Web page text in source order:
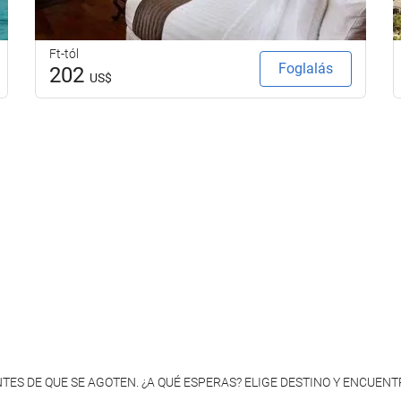
Ft-tól
202 US$
Foglalás
DE QUE SE AGOTEN. ¿A QUÉ ESPERAS? ELIGE DESTINO Y